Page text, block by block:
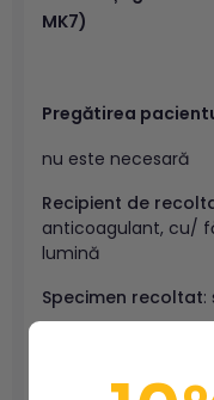
MK7)
Pregătirea
nu este necesară
Recipient de
anticoagulant, cu/
lumină
Specimen recoltat:
Cauze de